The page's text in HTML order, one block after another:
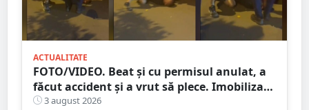
ACTUALITATE
FOTO/VIDEO. Beat și cu permisul anulat, a
făcut accident și a vrut să plece. Imobilizat
de trecători
3 august 2026